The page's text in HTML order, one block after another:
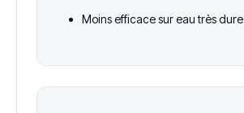
Moins efficace sur eau très dure